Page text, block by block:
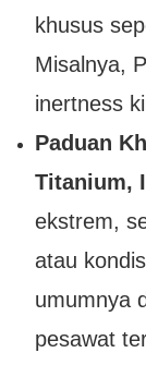
khusus
Misalnya,
inertness
Paduan
Titanium,
ekstrem,
atau
umumnya
pesawat